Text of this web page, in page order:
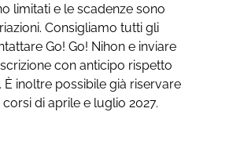
limitati e le scadenze sono
Consigliamo tutti gli
Go! Go! Nihon e inviare
con anticipo rispetto
È inoltre possibile già riservare
di aprile e luglio 2027.